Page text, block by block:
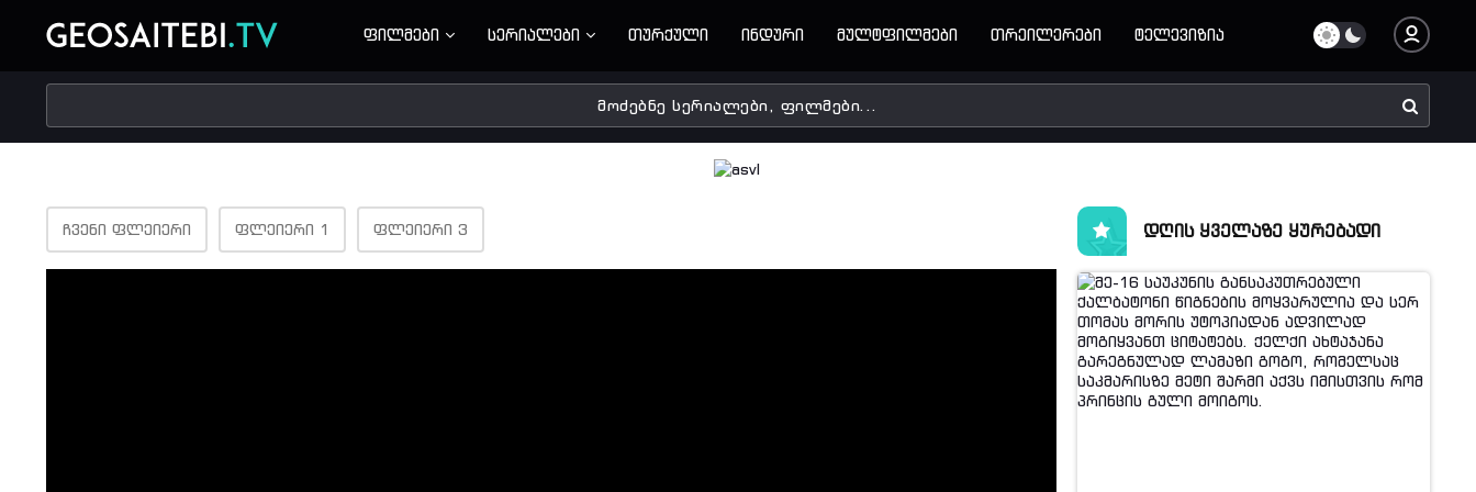
ფილმები სერიალები თურქული ინდური მულტფილმები თრეილერები ტელევიზია
ᲩᲕᲔᲜᲘ ᲤᲚᲔᲘᲔᲠᲘ ᲤᲚᲔᲘᲔᲠᲘ 1 ᲤᲚᲔᲘᲔᲠᲘ 3 დღის ყველაზე ყურებადი